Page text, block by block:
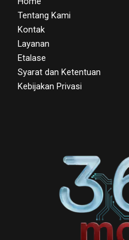
Tentang Kami
Kontak
Layanan
Etalase
Syarat dan Ketentuan
Kebijakan Privasi